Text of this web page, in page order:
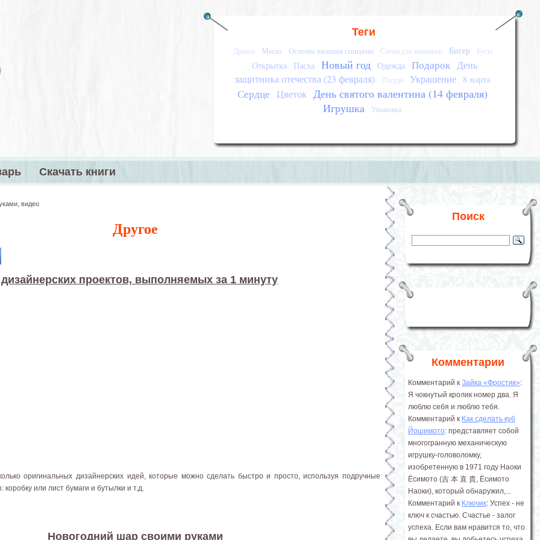
Теги
Дракон Мыло Основы вязания спицами Схема для вышивки Бисер Бусы
Открытка Пасха Новый год Одежда Подарок День
защитника отечества (23 февраля)
Посуда Украшение 8 марта
Сердце Цветок День святого валентина (14 февраля)
Игрушка
Упаковка
Скачать книги
видео
Другое
проектов, выполняемых за 1 минуту
оригинальных дизайнерских идей, которые можно сделать быстро и просто, используя подручные
или лист бумаги и бутылки и т.д.
Новогодний шар своими руками
Поиск
Комментарии
Комментарий к Зайка «Фростик»:
Я чокнутый кролик номер два. Я
люблю себя и люблю тебя.
Комментарий к Как сделать куб
Йошимото: представляет собой
многогранную механическую
игрушку-головоломку,
изобретенную в 1971 году Наоки
Ёсимото (吉 本 直 貴, Ёсимото
Наоки), который обнаружил,...
Комментарий к Ключик: Успех - не
ключ к счастью. Счастье - залог
успеха. Если вам нравится то, что